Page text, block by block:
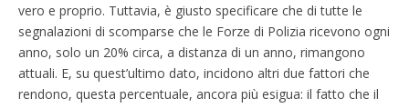
vero e proprio. Tuttavia, è giusto specificare che di tutte le
segnalazioni di scomparse che le Forze di Polizia ricevono ogni
anno, solo un 20% circa, a distanza di un anno, rimangono
attuali. E, su quest’ultimo dato, incidono altri due fattori che
rendono, questa percentuale, ancora più esigua: il fatto che il